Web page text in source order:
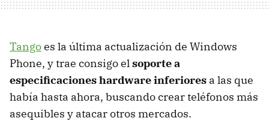
Tangoes la última actualización de Windows
Phone, y trae consigo elsoporte a
especificaciones hardware inferiores a las que
había hasta ahora, buscando crear teléfonos más
asequibles y atacar otros mercados.